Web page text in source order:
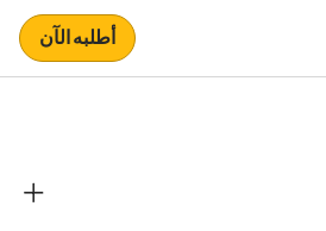
أطلبه الآن